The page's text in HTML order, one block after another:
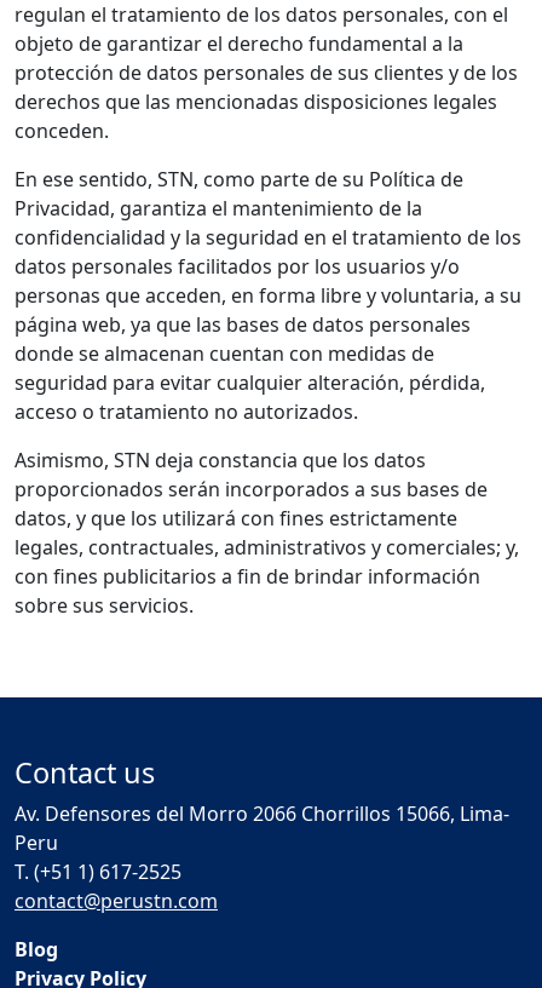
regulan el tratamiento de los datos personales, con el
objeto de garantizar el derecho fundamental a la
protección de datos personales de sus clientes y de los
derechos que las mencionadas disposiciones legales
conceden.
En ese sentido, STN, como parte de su Política de
Privacidad, garantiza el mantenimiento de la
confidencialidad y la seguridad en el tratamiento de los
datos personales facilitados por los usuarios y/o
personas que acceden, en forma libre y voluntaria, a su
página web, ya que las bases de datos personales
donde se almacenan cuentan con medidas de
seguridad para evitar cualquier alteración, pérdida,
acceso o tratamiento no autorizados.
Asimismo, STN deja constancia que los datos
proporcionados serán incorporados a sus bases de
datos, y que los utilizará con fines estrictamente
legales, contractuales, administrativos y comerciales; y,
con fines publicitarios a fin de brindar información
sobre sus servicios.
Contact us
Av. Defensores del Morro 2066 Chorrillos 15066, Lima-
Peru
T. (+51 1) 617-2525
contact@perustn.com
Blog
Privacy Policy